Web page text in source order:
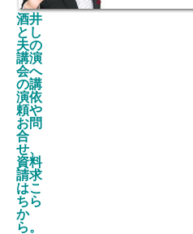
酒井
とし
夫の
講演
会へ
の講
演依
頼や
お問
合
せ、
資料
請求
はこ
ちら
か
ら。